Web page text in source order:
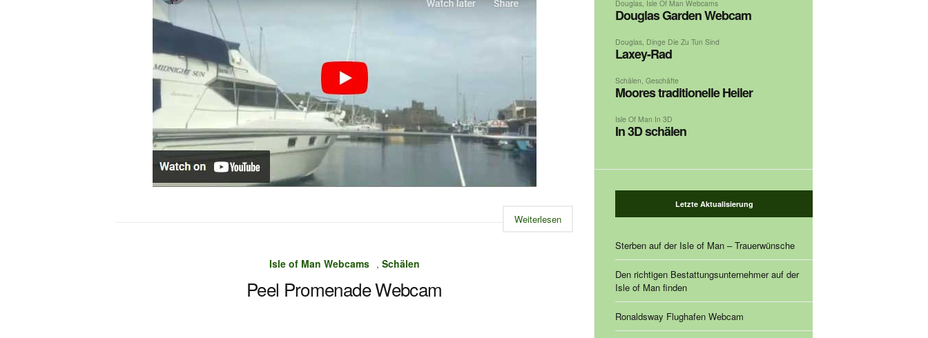
Weiterlesen
Isle of Man Webcams , Schälen
Peel Promenade Webcam
Douglas Isle Of Man Webcams
Douglas Garden Webcam
Douglas Dinge Die Zu Tun Sind
Laxey-Rad
Schälen,Geschäfte
Moores traditionelle Heiler
Isle Of Man In 3D
In 3D schälen
Letzte Aktualisierung
Sterben auf der Isle of Man – Trauerwünsche
Den richtigen Bestattungsunternehmer auf der
Isle of Man finden
Ronaldsway Flughafen Webcam